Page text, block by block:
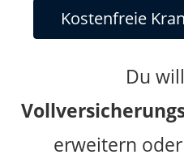
Kostenfreie
Du
erweitern